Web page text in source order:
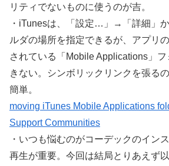
リティでないものに使うのが吉。
・iTunesは、「設定…」→「詳細」
ルダの場所を指定できるが、アプリ
されている「Mobile Applications」
きない。シンボリックリンクを張る
簡単。
moving iTunes Mobile Applications
Support Communities
・いつも悩むのがコーデックのイン
再生が重要。今回は結局とりあえず